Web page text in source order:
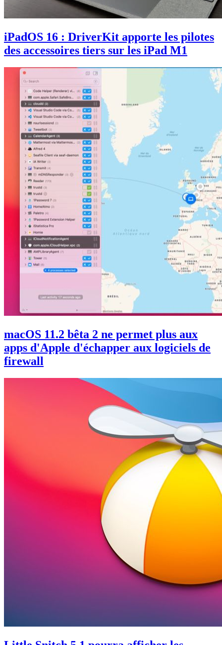
iPadOS 16 : DriverKit apporte les pilotes
des accessoires tiers sur les iPad M1
macOS 11.2 bêta 2 ne permet plus aux
apps d'Apple d'échapper aux logiciels de
firewall